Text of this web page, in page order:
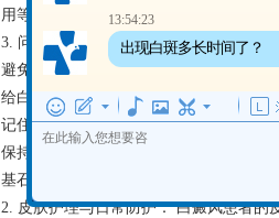
用等。
3. 问：如何选择性价比高的治疗方案？
避免盲目尝试偏方。
给白癜风患者的两点暖心建议：1. 心理
记住，白斑只是皮肤上的一种表现，它
保持积极乐观的心态，这对于治疗的效
基石。
2. 皮肤护理与日常防护： 白癜风患者的
13:54:23
出现白斑多长时间了？